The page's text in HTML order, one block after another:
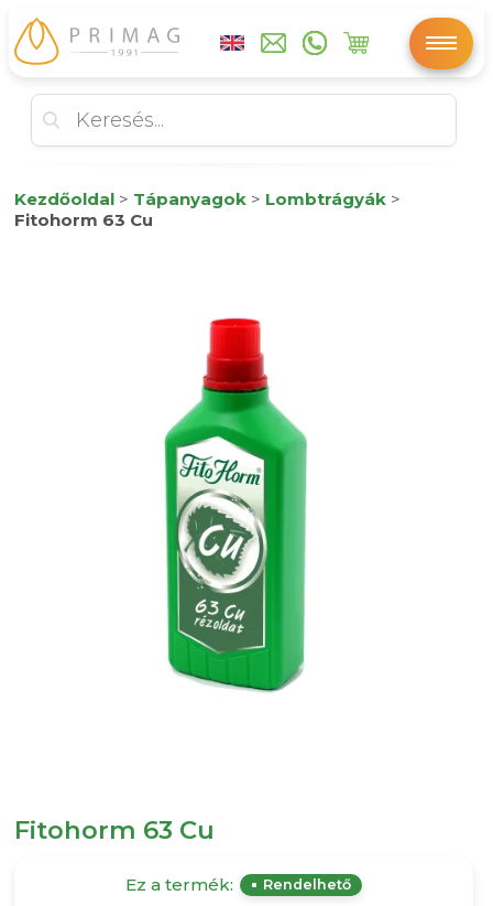
Kezdőoldal > Tápanyagok > Lombtrágyák >
Fitohorm 63 Cu
Fitohorm 63 Cu
Ez a termék: Rendelhető